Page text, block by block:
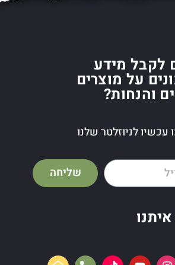
לקבל מידע
על מוצרים
והנחות?
עכשיו לניוזלטר שלנו
שליחה